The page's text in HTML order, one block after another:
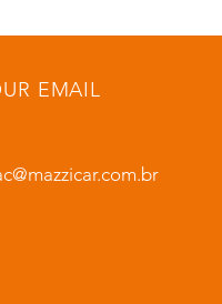
EMAIL